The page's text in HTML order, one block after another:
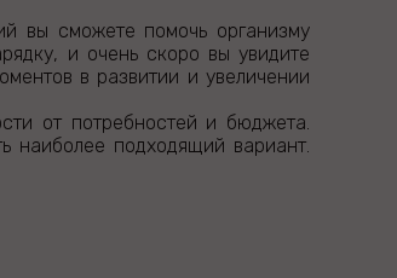
вы сможете помочь организму
и очень скоро вы увидите
в развитии и увеличении
от потребностей и бюджета.
наиболее подходящий вариант.